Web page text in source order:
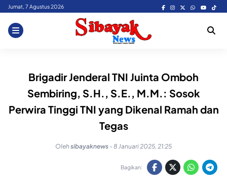
Skip
content
Jumat, 7 Agustus 2026
Brigadir Jenderal TNI Juinta Omboh
Sembiring, S.H., S.E., M.M.: Sosok
Perwira Tinggi TNI yang Dikenal Ramah dan
Tegas
Olehsibayaknews - 8 Januari 2025, 21:25
Bagikan: